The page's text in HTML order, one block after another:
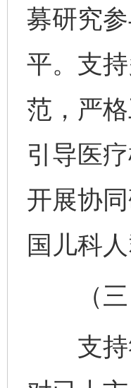
募研究
平。支
范，严
引导医
开展协
国儿科
（三）
支持符